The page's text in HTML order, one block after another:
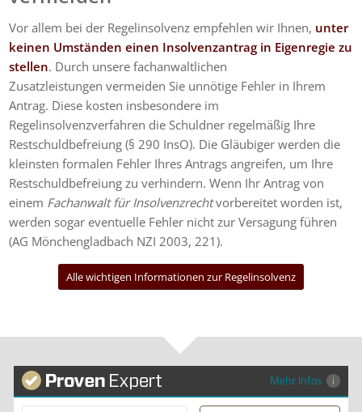
Vor allem bei der Regelinsolvenz empfehlen wir Ihnen, unter
keinen Umständen einen Insolvenzantrag in Eigenregie zu
stellen. Durch unsere fachanwaltlichen
Zusatzleistungen vermeiden Sie unnötige Fehler in Ihrem
Antrag. Diese kosten insbesondere im
Regelinsolvenzverfahren die Schuldner regelmäßig Ihre
Restschuldbefreiung (§ 290 InsO). Die Gläubiger werden die
kleinsten formalen Fehler Ihres Antrags angreifen, um Ihre
Restschuldbefreiung zu verhindern. Wenn Ihr Antrag von
einem Fachanwalt für Insolvenzrechtvorbereitet worden ist,
werden sogar eventuelle Fehler nicht zur Versagung führen
(AG Mönchengladbach NZI 2003, 221).
Alle wichtigen Informationen zur Regelinsolvenz
Mehr Infos